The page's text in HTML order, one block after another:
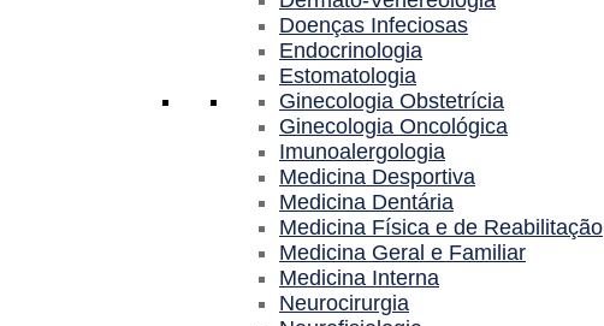
Doenças Infeciosas
Endocrinologia
Estomatologia
Ginecologia Obstetrícia
Ginecologia Oncológica
Imunoalergologia
Medicina Desportiva
Medicina Dentária
Medicina Física e de Reabilitação
Medicina Geral e Familiar
Medicina Interna
Neurocirurgia